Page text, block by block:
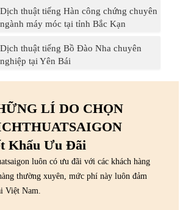
Dịch thuật tiếng Hàn công chứng chuyên
ngành máy móc tại tỉnh Bắc Kạn
Dịch thuật tiếng Bồ Đào Nha chuyên
nghiệp tại Yên Bái
LÍ DO CHỌN
Khấu Ưu Đãi
luôn có ưu đãi với các khách hàng
thường xuyên, mức phí này luôn đảm
Việt Nam.